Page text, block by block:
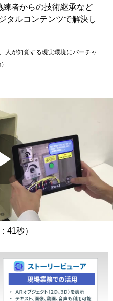
者からの技術継承など
タルコンテンツで解決し
人が知覚する現実環境にバーチャ
Play
Video
41秒）